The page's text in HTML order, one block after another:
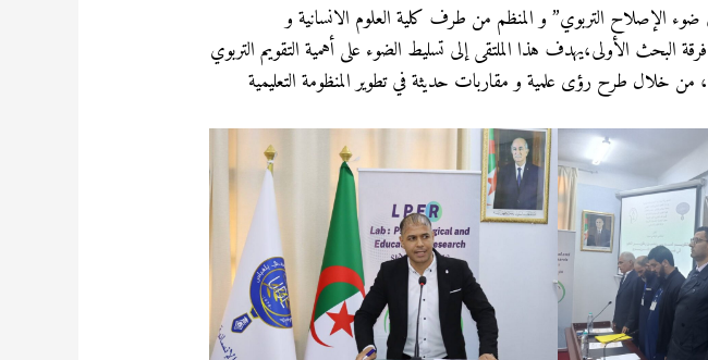
ضوء الإصلاح التربوي” و المنظم من طرف كلية العلوم الانسانية و
البحث الأولى،يهدف هذا الملتقى إلى تسليط الضوء على أهمية التقويم التربوي
من خلال طرح رؤى علمية و مقاربات حديثة في تطوير المنظومة التعليمية